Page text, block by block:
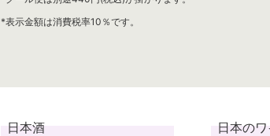
*表示金額は消費税率10％です。
日本酒 日本の